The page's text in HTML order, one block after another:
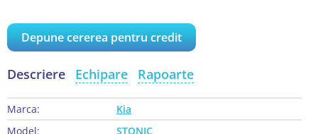
Depune cererea pentru credit
Descriere Echipare Rapoarte
Marca:
Kia
Model:
STONIC